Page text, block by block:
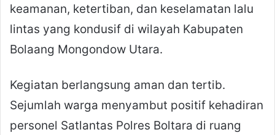
keamanan, ketertiban, dan keselamatan lalu
lintas yang kondusif di wilayah Kabupaten
Bolaang Mongondow Utara.
Kegiatan berlangsung aman dan tertib.
Sejumlah warga menyambut positif kehadiran
personel Satlantas Polres Boltara di ruang